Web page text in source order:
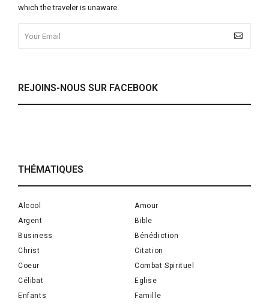
which the traveler is unaware.
REJOINS-NOUS SUR FACEBOOK
THÉMATIQUES
Alcool
Amour
Argent
Bible
Business
Bénédiction
Christ
Citation
Coeur
Combat Spirituel
Célibat
Eglise
Enfants
Famille